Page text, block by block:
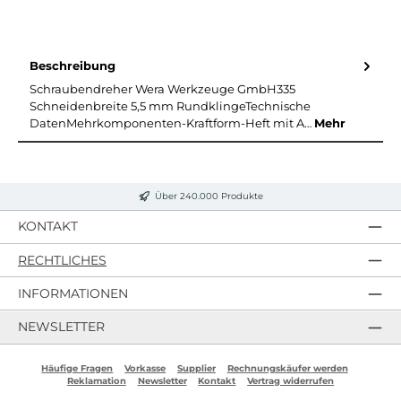
Beschreibung
Schraubendreher Wera Werkzeuge GmbH335
Schneidenbreite 5,5 mm RundklingeTechnische
DatenMehrkomponenten-Kraftform-Heft mit A… Mehr
Über 240.000 Produkte
KONTAKT
RECHTLICHES
INFORMATIONEN
NEWSLETTER
Häufige Fragen Vorkasse Supplier
Rechnungskäufer werden
Reklamation
Newsletter Kontakt Vertrag widerrufen